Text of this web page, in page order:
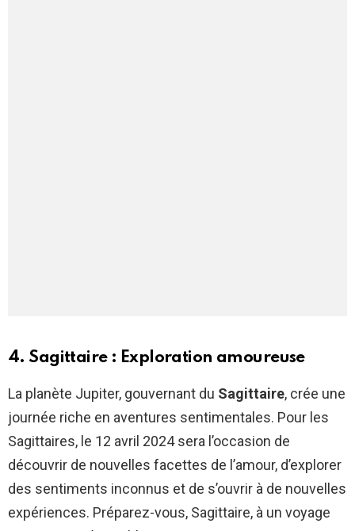
4. Sagittaire : Exploration amoureuse
La planète Jupiter, gouvernant du Sagittaire, crée une
journée riche en aventures sentimentales. Pour les
Sagittaires, le 12 avril 2024 sera l’occasion de
découvrir de nouvelles facettes de l’amour, d’explorer
des sentiments inconnus et de s’ouvrir à de nouvelles
expériences. Préparez-vous, Sagittaire, à un voyage